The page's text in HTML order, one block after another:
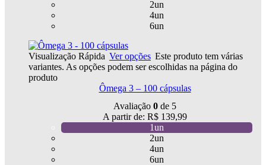
2un
4un
6un
Visualização Rápida Ver opções Este produto tem várias
variantes. As opções podem ser escolhidas na página do
produto
Ômega 3 – 100 cápsulas
Avaliação 0 de 5
A partir de: R$ 139,99
1un
2un
4un
6un